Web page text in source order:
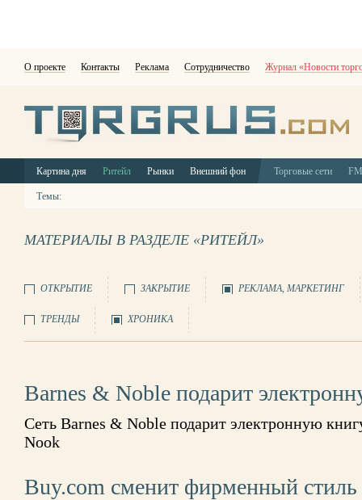
О проекте Контакты Реклама Сотрудничество Журнал «Новости
Картина дня Ритейл Рынки Внешний фон Торговые сети
Темы:
МАТЕРИАЛЫ В РАЗДЕЛЕ «РИТЕЙЛ»
ОТКРЫТИЕ ЗАКРЫТИЕ РЕКЛАМА, МАРКЕТИНГ
ТРЕНДЫ ХРОНИКА
Barnes & Noble подарит
Сеть Barnes & Noble подарит электронную
Nook
Buy.com сменит фирменный стиль